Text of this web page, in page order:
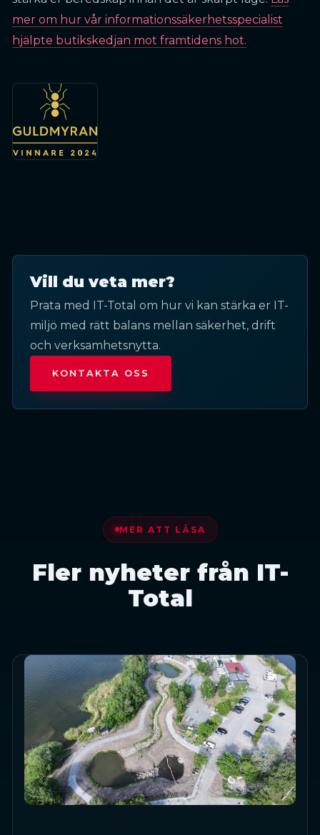
mer om hur vår informationssäkerhetsspecialist
hjälpte butikskedjan mot framtidens hot.
Vill du veta mer?
Prata med IT-Total om hur vi kan stärka er IT-
miljö med rätt balans mellan säkerhet, drift
och verksamhetsnytta.
KONTAKTA OSS
MER ATT LÄSA
Fler nyheter från IT-
Total